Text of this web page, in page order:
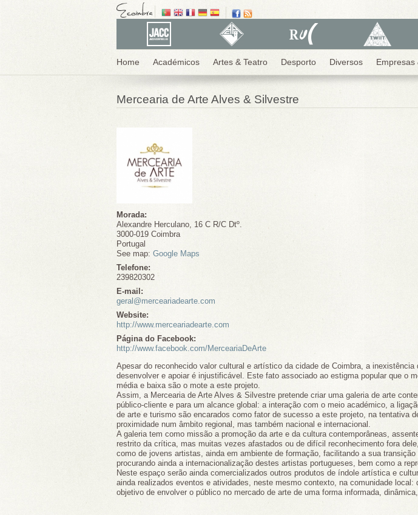
Home Académicos Artes & Teatro Desporto Diversos Empresas
Mercearia de Arte Alves & Silvestre
Morada:
Alexandre Herculano, 16 C R/C Dtº.
3000-019 Coimbra
Portugal
See map: Google Maps
Telefone:
239820302
E-mail:
geral@merceariadearte.com
Website:
http://www.merceariadearte.com
Página do Facebook:
http://www.facebook.com/MerceariaDeArte
Apesar do reconhecido valor cultural e artístico da cidade de Coimbra, a
desenvolver e apoiar é injustificável. Este fato associado ao estigma popular que o
média e baixa são o mote a este projeto.
Assim, a Mercearia de Arte Alves & Silvestre pretende criar uma galeria de arte
público-cliente e para um alcance global: a interação com o meio académico, a
de arte e turismo são encarados como fator de sucesso a este projeto, na tentativa
proximidade num âmbito regional, mas também nacional e internacional.
A galeria tem como missão a promoção da arte e da cultura contemporâneas,
restrito da crítica, mas muitas vezes afastados ou de difícil reconhecimento fora
como de jovens artistas, ainda em ambiente de formação, facilitando a sua
procurando ainda a internacionalização destes artistas portugueses, bem como a
Neste espaço serão ainda comercializados outros produtos de índole artística e
ainda realizados eventos e atividades, neste mesmo contexto, na comunidade
objetivo de envolver o público no mercado de arte de uma forma informada,